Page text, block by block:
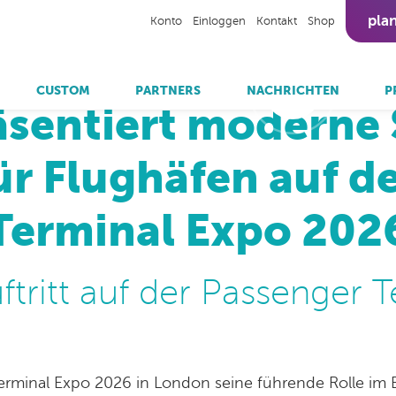
Konto Einloggen Kontakt Shop
Outdoor Kioske
Schaufenster Displays
Selbstbedienungskasse
Self-Service Kioske
Self-Service Kioske food/QSR
Touchscreen Tische
CUSTOM PARTNERS
Samsung
Omnivision Donation
Omnivision Place & Learn
NACHRICHTEN
Cleanroom
moderne
Flughäfen auf
Expo
auf der Passenger
Expo 2026 in London seine führende Rolle im